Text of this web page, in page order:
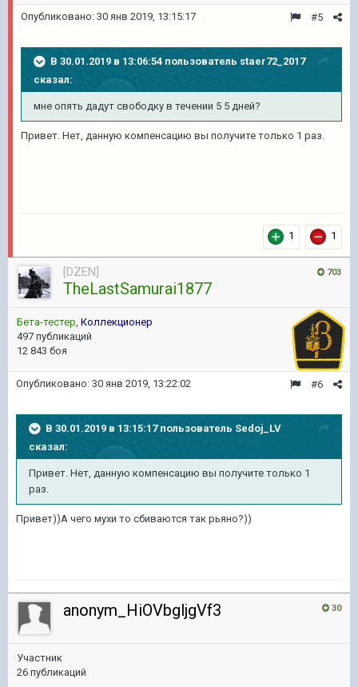
#5
Опубликовано: 30 янв 2019, 13:15:17
В 30.01.2019 в 13:06:54 пользователь staer72_2017
сказал:
мне опять дадут свободку в течении 5 5 дней?
Привет. Нет, данную компенсацию вы получите только 1 раз.
1 1
703
[DZEN]
TheLastSamurai1877
Бета-тестер, Коллекционер
497 публикаций
12 843 боя
#6
Опубликовано: 30 янв 2019, 13:22:02
В 30.01.2019 в 13:15:17 пользователь Sedoj_LV
сказал:
Привет. Нет, данную компенсацию вы получите только 1
раз.
Привет))А чего мухи то сбиваются так рьяно?))
30
anonym_HiOVbgljgVf3
Участник
26 публикаций